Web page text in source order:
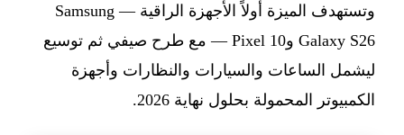
وتستهدف الميزة أولاً الأجهزة الراقية — Samsung
Galaxy S26 وPixel 10 — مع طرح صيفي ثم توسيع
ليشمل الساعات والسيارات والنظارات وأجهزة
الكمبيوتر المحمولة بحلول نهاية 2026.